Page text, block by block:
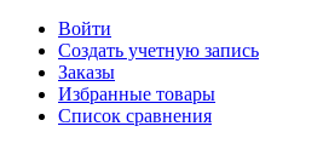
Войти
Создать учетную запись
Заказы
Избранные товары
Список сравнения